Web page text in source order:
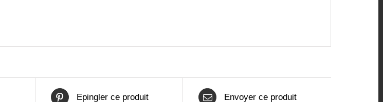
Epingler ce produit Envoyer ce produit